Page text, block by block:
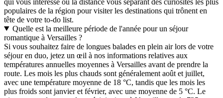
populaires de la région pour visiter les destinations qui trônent en
tête de votre to-do list.
Quelle est la meilleure période de l'année pour un séjour
romantique à Versailles ?
Si vous souhaitez faire de longues balades en plein air lors de votre
séjour en duo, jetez un œil à nos informations relatives aux
températures annuelles moyennes à Versailles avant de prendre la
route. Les mois les plus chauds sont généralement août et juillet,
avec une température moyenne de 18 °C, tandis que les mois les
plus froids sont janvier et février, avec une moyenne de 5 °C. Le